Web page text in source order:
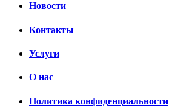
Новости
Контакты
Услуги
О нас
Политика конфиденциальности